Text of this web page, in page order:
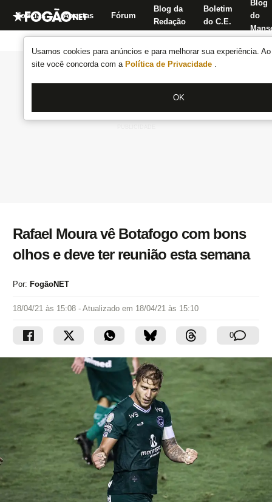
Usamos cookies para anúncios e para melhorar sua experiência.
site você concorda com a Política de Privacidade .
OK
Notícias Apostas Fórum
Blog da
Redação
Boletim
do C.E.
Blog
do
Rafael Moura vê Botafogo com bons
olhos e deve ter reunião esta semana
Por: FogãoNET
18/04/21 às 15:08 - Atualizado em 18/04/21 às 15:10
0